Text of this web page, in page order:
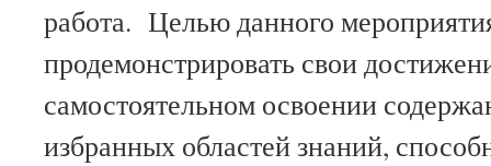
работа. Целью данного
продемонстрировать свои
самостоятельном освоении
избранных областей знаний,